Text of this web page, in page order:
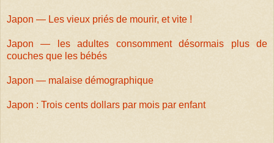
Japon — Les vieux priés de mourir, et vite !
Japon — les adultes consomment désormais plus de
couches que les bébés
Japon — malaise démographique
Japon : Trois cents dollars par mois par enfant